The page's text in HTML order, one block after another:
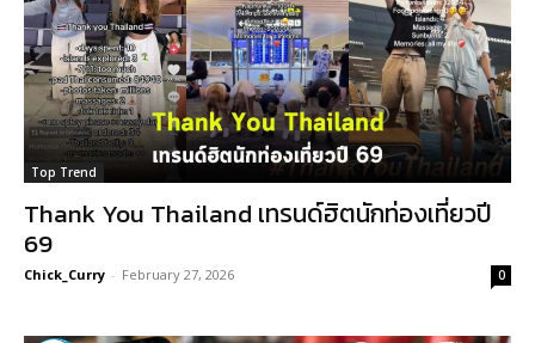
Top Trend
Thank You Thailand เทรนด์ฮิตนักท่องเที่ยวปี
69
Chick_Curry - February 27, 2026 0